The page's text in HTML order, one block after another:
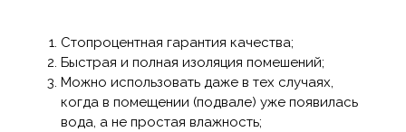
Стопроцентная гарантия качества;
Быстрая и полная изоляция помешений;
Можно использовать даже в тех случаях,
когда в помещении (подвале) уже появилась
вода, а не простая влажность;